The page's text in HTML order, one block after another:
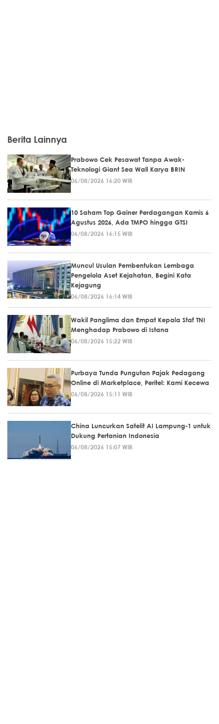
Berita Lainnya
Prabowo Cek Pesawat Tanpa Awak-
Teknologi Giant Sea Wall Karya BRIN
06/08/2026 16:20 WIB
10 Saham Top Gainer Perdagangan Kamis 6
Agustus 2026, Ada TMPO hingga GTSI
06/08/2026 16:15 WIB
Muncul Usulan Pembentukan Lembaga
Pengelola Aset Kejahatan, Begini Kata
Kejagung
06/08/2026 16:14 WIB
Wakil Panglima dan Empat Kepala Staf TNI
Menghadap Prabowo di Istana
06/08/2026 15:22 WIB
Purbaya Tunda Pungutan Pajak Pedagang
Online di Marketplace, Peritel: Kami Kecewa
06/08/2026 15:11 WIB
China Luncurkan Satelit AI Lampung-1 untuk
Dukung Pertanian Indonesia
06/08/2026 15:07 WIB